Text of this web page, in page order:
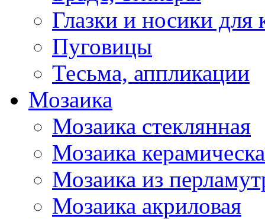
Глазки и носики для
Пуговицы
Тесьма, аппликации
Мозаика
Мозаика стеклянная
Мозаика
Мозаика из
Мозаика акриловая